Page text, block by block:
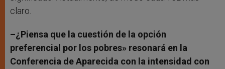
claro.
–¿Piensa que la cuestión de la opción
preferencial por los pobres» resonará en la
Conferencia de Aparecida con la intensidad con